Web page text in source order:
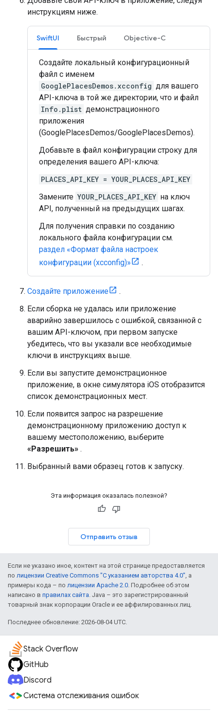
инструкциям ниже.
SwiftUI Быстрый Objective-C
Создайте локальный конфигурационный
файл с именем
GooglePlacesDemos.xcconfig для вашего
API-ключа в той же директории, что и файл
Info.plist демонстрационного
приложения
(GooglePlacesDemos/GooglePlacesDemos).
Добавьте в файл конфигурации строку для
определения вашего API-ключа:
PLACES_API_KEY = YOUR_PLACES_API_KEY
Замените YOUR_PLACES_API_KEY на ключ
API, полученный на предыдущих шагах.
Для получения справки по созданию
локального файла конфигурации см.
раздел «Формат файла настроек
конфигурации (xcconfig)»
.
Создайте приложение
.
Если сборка не удалась или приложение
аварийно завершилось с ошибкой, связанной с
вашим API-ключом, при первом запуске
убедитесь, что вы указали все необходимые
ключи в инструкциях выше.
Если вы запустите демонстрационное
приложение, в окне симулятора iOS отобразится
список демонстрационных мест.
Если появится запрос на разрешение
демонстрационному приложению доступ к
вашему местоположению, выберите
«Разрешить» .
Выбранный вами образец готов к запуску.
Эта информация оказалась полезной?
Отправить отзыв
Если не указано иное, контент на этой странице предоставляется
по лицензии Creative Commons "С указанием авторства 4.0", а
примеры кода – по лицензии Apache 2.0. Подробнее об этом
написано в правилах сайта. Java – это зарегистрированный
товарный знак корпорации Oracle и ее аффилированных лиц.
Последнее обновление: 2026-08-04 UTC.
Stack Overflow
GitHub
Discord
Система отслеживания ошибок